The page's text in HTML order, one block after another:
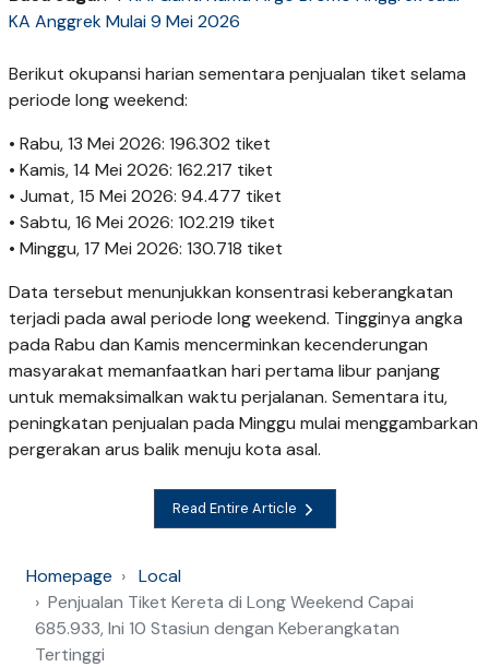
KA Anggrek Mulai 9 Mei 2026
Berikut okupansi harian sementara penjualan tiket selama
periode long weekend:
• Rabu, 13 Mei 2026: 196.302 tiket
• Kamis, 14 Mei 2026: 162.217 tiket
• Jumat, 15 Mei 2026: 94.477 tiket
• Sabtu, 16 Mei 2026: 102.219 tiket
• Minggu, 17 Mei 2026: 130.718 tiket
Data tersebut menunjukkan konsentrasi keberangkatan
terjadi pada awal periode long weekend. Tingginya angka
pada Rabu dan Kamis mencerminkan kecenderungan
masyarakat memanfaatkan hari pertama libur panjang
untuk memaksimalkan waktu perjalanan. Sementara itu,
peningkatan penjualan pada Minggu mulai menggambarkan
pergerakan arus balik menuju kota asal.
Read Entire Article
Homepage
Local
Penjualan Tiket Kereta di Long Weekend Capai
685.933, Ini 10 Stasiun dengan Keberangkatan
Tertinggi